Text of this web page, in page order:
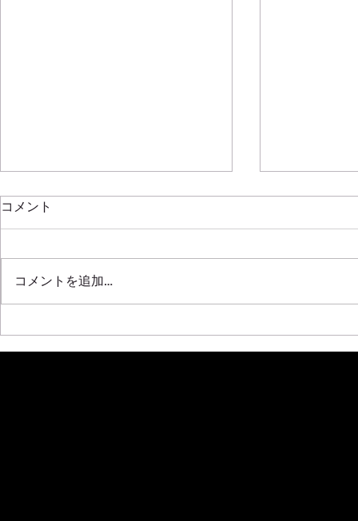
新年明けましておめでとうご
しまいましたね！！ ほんと年々
早くなっていく気がします 本年
SRL311 F20C
コメント
コメントを追加…